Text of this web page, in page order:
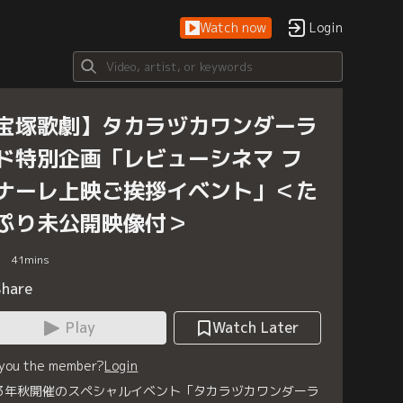
Watch now Login
塚歌劇】タカラヅカワンダーラ
特別企画「レビューシネマ フ
ーレ上映ご挨拶イベント」＜た
り未公開映像付＞
41mins
Play
Watch Later
the member?Login
秋開催のスペシャルイベント「タカラヅカワンダーラ